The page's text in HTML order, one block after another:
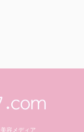
容メディア